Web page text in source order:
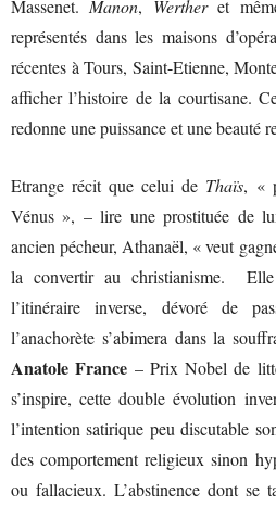
Massenet. Manon, Wertheret
représentés dans les maisons
récentes à Tours, Saint-Etienne,
afficher l’histoire de la courtisane.
redonne une puissance et une beauté
Etrange récit que celui de Thaïs, «
Vénus », – lire une prostituée de
ancien pécheur, Athanaël, « veut
la convertir au christianisme.
l’itinéraire inverse, dévoré de
l’anachorète s’abimera dans la
Anatole France – Prix Nobel de
s’inspire, cette double évolution
l’intention satirique peu discutable
des comportement religieux sinon
ou fallacieux. L’abstinence dont se